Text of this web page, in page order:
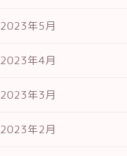
2023年5月
2023年4月
2023年3月
2023年2月